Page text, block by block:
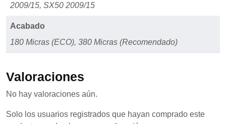
2009/15, SX50 2009/15
Acabado
180 Micras (ECO), 380 Micras (Recomendado)
Valoraciones
No hay valoraciones aún.
Solo los usuarios registrados que hayan comprado este